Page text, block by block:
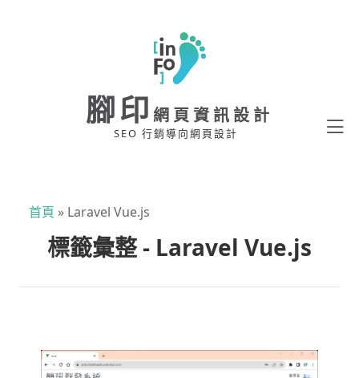
腳印 網頁資訊設計
SEO 行銷導向網頁設計
首頁 » Laravel Vue.js
標籤彙整 - Laravel Vue.js